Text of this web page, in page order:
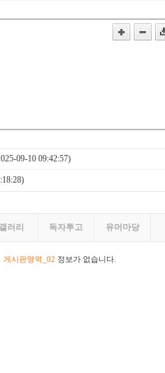
09-10 09:42:57)
러리 독자투고 유머마당
게시판영역_02 정보가 없습니다.